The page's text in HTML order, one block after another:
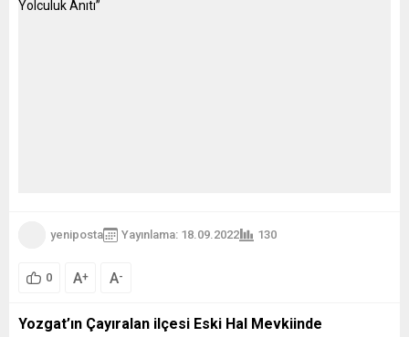
yeniposta Yayınlama: 18.09.2022 130
0 A+ A-
Yozgat’ın Çayıralan ilçesi Eski Hal Mevkiinde